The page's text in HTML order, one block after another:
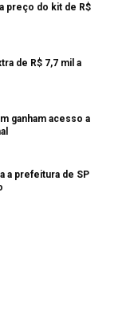
preço do kit de R$
de R$ 7,7 mil a
ganham acesso a
a prefeitura de SP